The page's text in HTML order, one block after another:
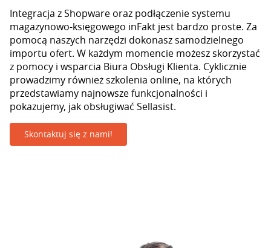
Integracja z Shopware oraz podłączenie systemu
magazynowo-księgowego inFakt jest bardzo proste. Za
pomocą naszych narzędzi dokonasz samodzielnego
importu ofert. W każdym momencie możesz skorzystać
z pomocy i wsparcia Biura Obsługi Klienta. Cyklicznie
prowadzimy również szkolenia online, na których
przedstawiamy najnowsze funkcjonalności i
pokazujemy, jak obsługiwać Sellasist.
Skontaktuj się z nami!